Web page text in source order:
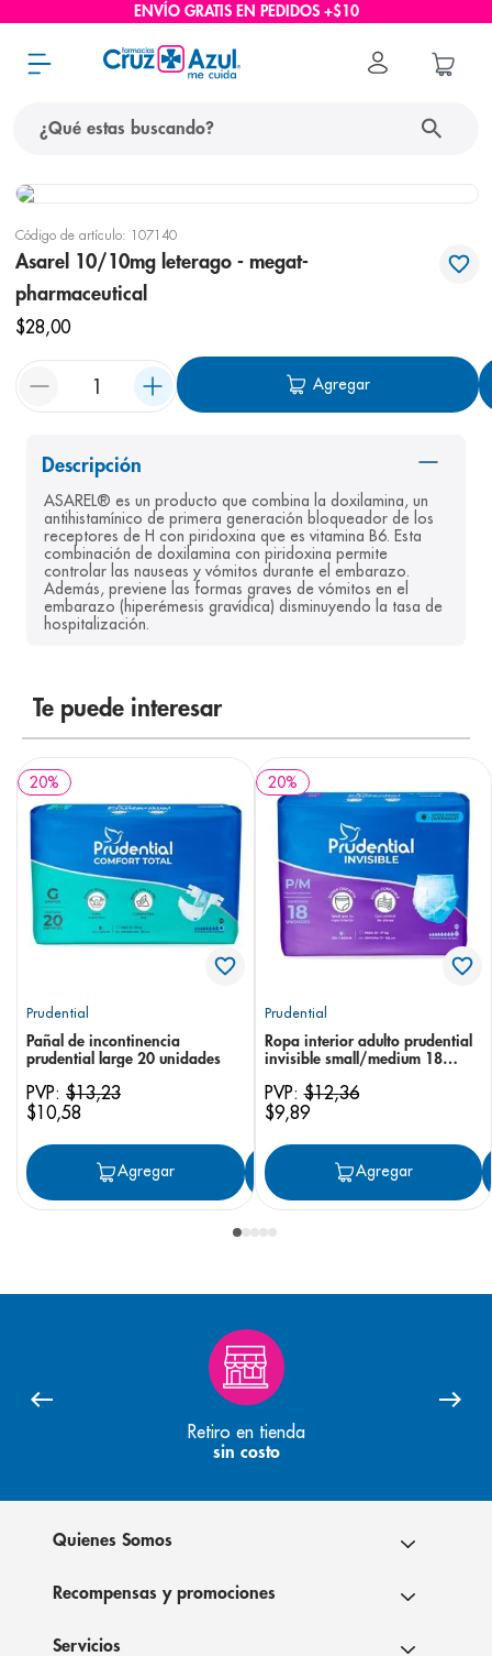
ENVÍO GRATIS EN PEDIDOS +$10
Código de artículo: 107140
Asarel 10/10mg leterago - megat-
pharmaceutical
$28,00
Agregar
Descripción
ASAREL® es un producto que combina la doxilamina, un
antihistamínico de primera generación bloqueador de los
receptores de H con piridoxina que es vitamina B6. Esta
combinación de doxilamina con piridoxina permite
controlar las nauseas y vómitos durante el embarazo.
Además, previene las formas graves de vómitos en el
embarazo (hiperémesis gravídica) disminuyendo la tasa de
hospitalización.
Te puede interesar
20%
Prudential
Pañal de incontinencia
prudential large 20 unidades
PVP: $13,23
$10,58
Agregar Agregar
20%
Prudential
Ropa interior adulto prudential
invisible small/medium 18
PVP:$12,36
$9,89
Agregar
Retiro en tienda
sin costo
Quienes Somos
Recompensas y promociones
Servicios
términos más buscados
protector solar
2. pañales
3.
4. cerave
shampoo
8. desodorante
9. pediasure
10.panolini